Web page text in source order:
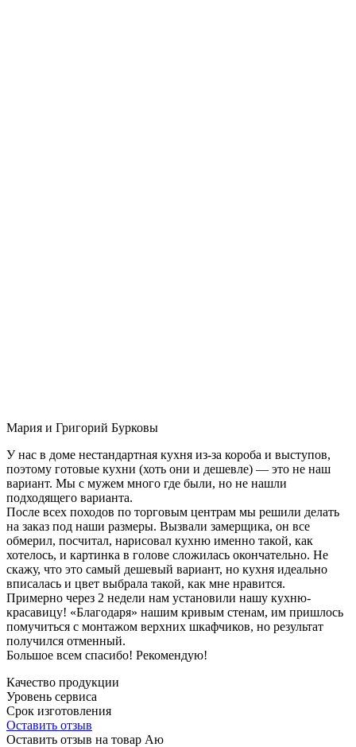
Мария и Григорий Бурковы
У нас в доме нестандартная кухня из-за короба и выступов,
поэтому готовые кухни (хоть они и дешевле) — это не наш
вариант. Мы с мужем много где были, но не нашли
подходящего варианта.
После всех походов по торговым центрам мы решили делать
на заказ под наши размеры. Вызвали замерщика, он все
обмерил, посчитал, нарисовал кухню именно такой, как
хотелось, и картинка в голове сложилась окончательно. Не
скажу, что это самый дешевый вариант, но кухня идеально
вписалась и цвет выбрала такой, как мне нравится.
Примерно через 2 недели нам установили нашу кухню-
красавицу! «Благодаря» нашим кривым стенам, им пришлось
помучиться с монтажом верхних шкафчиков, но результат
получился отменный.
Большое всем спасибо! Рекомендую!
Качество продукции
Уровень сервиса
Срок изготовления
Оставить отзыв
Оставить отзыв на товар Аю